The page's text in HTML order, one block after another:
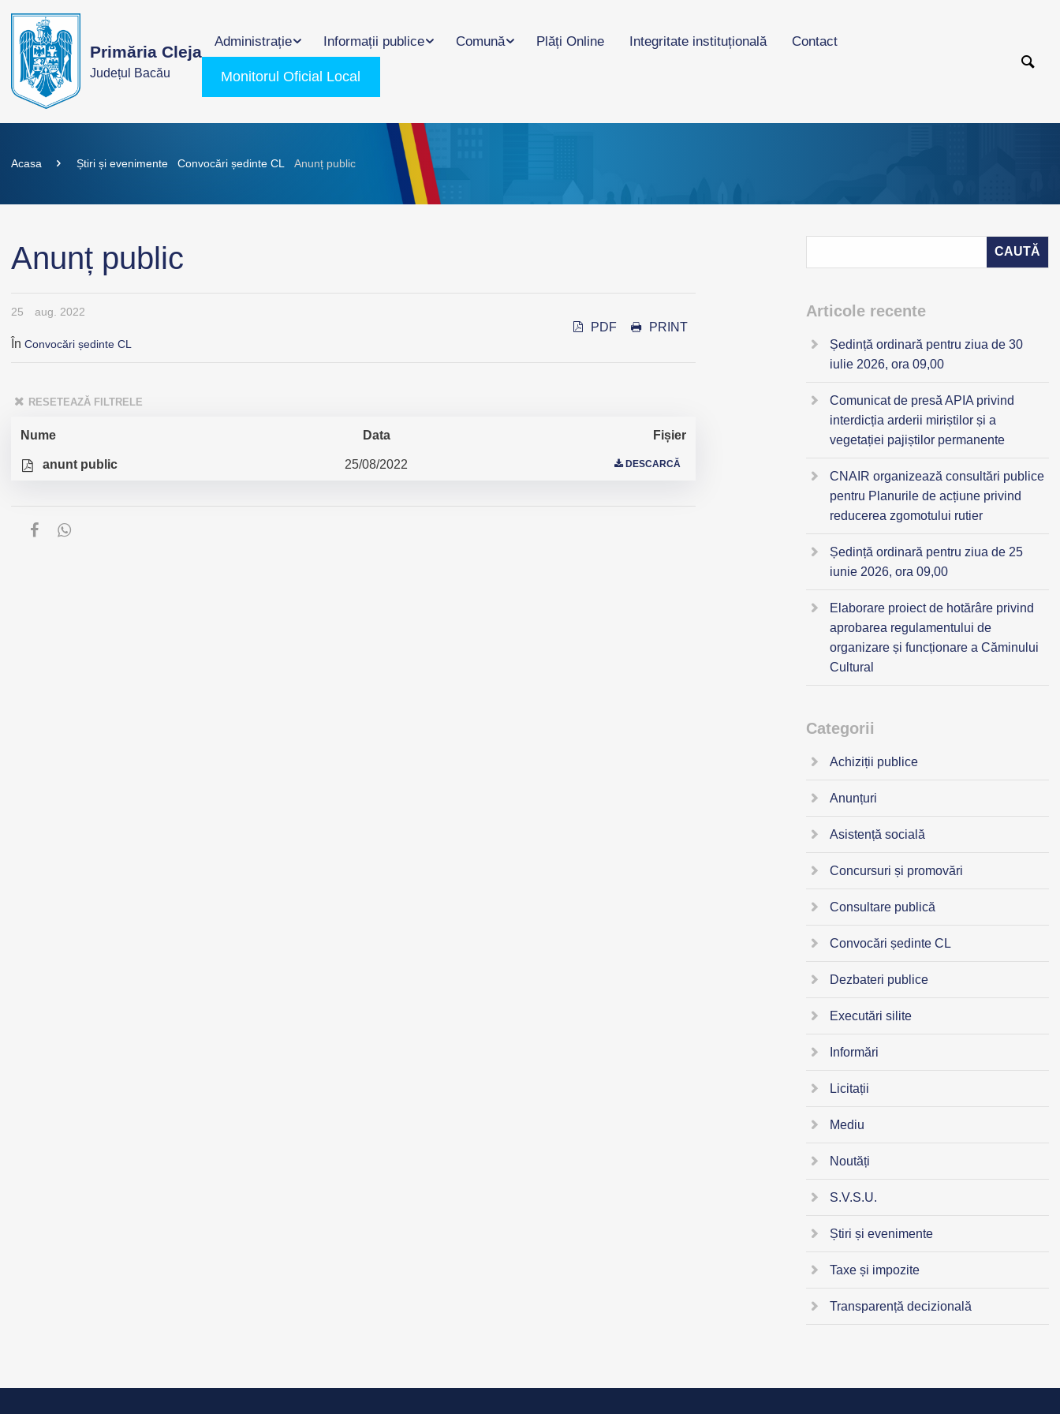
Primăria Cleja
Județul Bacău
Administrație Informații publice Comună Plăți Online Integritate instituțională Contact
Monitorul Oficial Local
Acasa Știri și evenimente Convocări ședinte CL Anunț public
Anunț public
25 aug. 2022
În Convocări ședinte CL
PDF PRINT
RESETEAZĂ FILTRELE
Nume Data Fișier
anunt public 25/08/2022 DESCARCĂ
Articole recente
Ședință ordinară pentru ziua de 30
iulie 2026, ora 09,00
Comunicat de presă APIA privind
interdicția arderii miriștilor și a
vegetației pajiștilor permanente
CNAIR organizează consultări publice
pentru Planurile de acțiune privind
reducerea zgomotului rutier
Ședință ordinară pentru ziua de 25
iunie 2026, ora 09,00
Elaborare proiect de hotărâre privind
aprobarea regulamentului de
organizare și funcționare a Căminului
Cultural
Categorii
Achiziții publice
Anunțuri
Asistență socială
Concursuri și promovări
Consultare publică
Convocări ședinte CL
Dezbateri publice
Executări silite
Informări
Licitații
Mediu
Noutăți
S.V.S.U.
Știri și evenimente
Taxe și impozite
Transparență decizională